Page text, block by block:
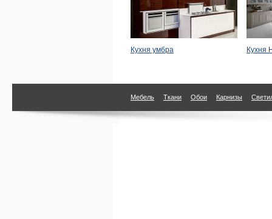
Кухня умбра Кухня
Мебель Ткани Обои Карнизы